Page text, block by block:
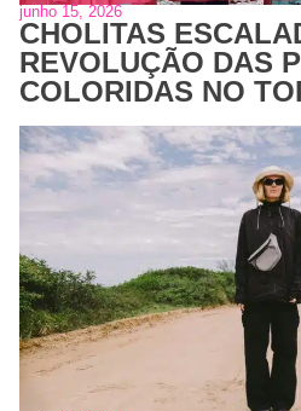
junho 15, 2026
CHOLITAS
REVOLUÇÃO DAS
COLORIDAS NO